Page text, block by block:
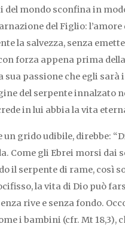
mondo sconfina in
del Figlio:
la salvezza, senza
forza appena prima
sua passione che egli
del serpente innalzato
in lui abbia la vita
un grido udibile, direbbe:
Come gli Ebrei morsi dai
il serpente di rame, così
la vita di Dio può
rive e senza fondo.
i bambini (cfr. Mt 18,3),